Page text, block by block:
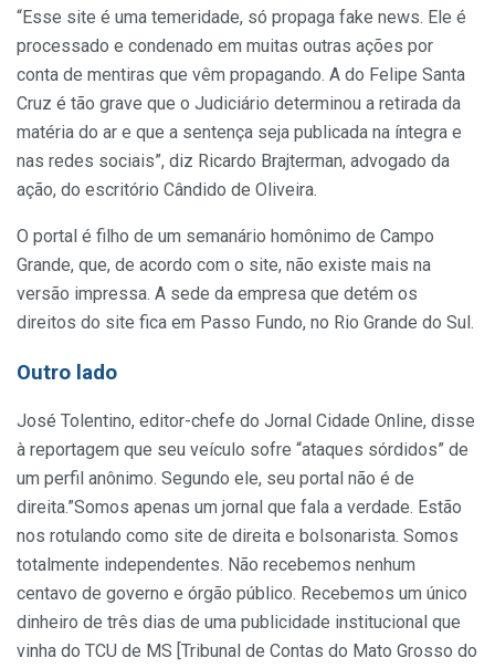
“Esse site é uma temeridade, só propaga fake news. Ele é
processado e condenado em muitas outras ações por
conta de mentiras que vêm propagando. A do Felipe Santa
Cruz é tão grave que o Judiciário determinou a retirada da
matéria do ar e que a sentença seja publicada na íntegra e
nas redes sociais”, diz Ricardo Brajterman, advogado da
ação, do escritório Cândido de Oliveira.
O portal é filho de um semanário homônimo de Campo
Grande, que, de acordo com o site, não existe mais na
versão impressa. A sede da empresa que detém os
direitos do site fica em Passo Fundo, no Rio Grande do Sul.
Outro lado
José Tolentino, editor-chefe do Jornal Cidade Online, disse
à reportagem que seu veículo sofre “ataques sórdidos” de
um perfil anônimo. Segundo ele, seu portal não é de
direita.”Somos apenas um jornal que fala a verdade. Estão
nos rotulando como site de direita e bolsonarista. Somos
totalmente independentes. Não recebemos nenhum
centavo de governo e órgão público. Recebemos um único
dinheiro de três dias de uma publicidade institucional que
vinha do TCU de MS [Tribunal de Contas do Mato Grosso do